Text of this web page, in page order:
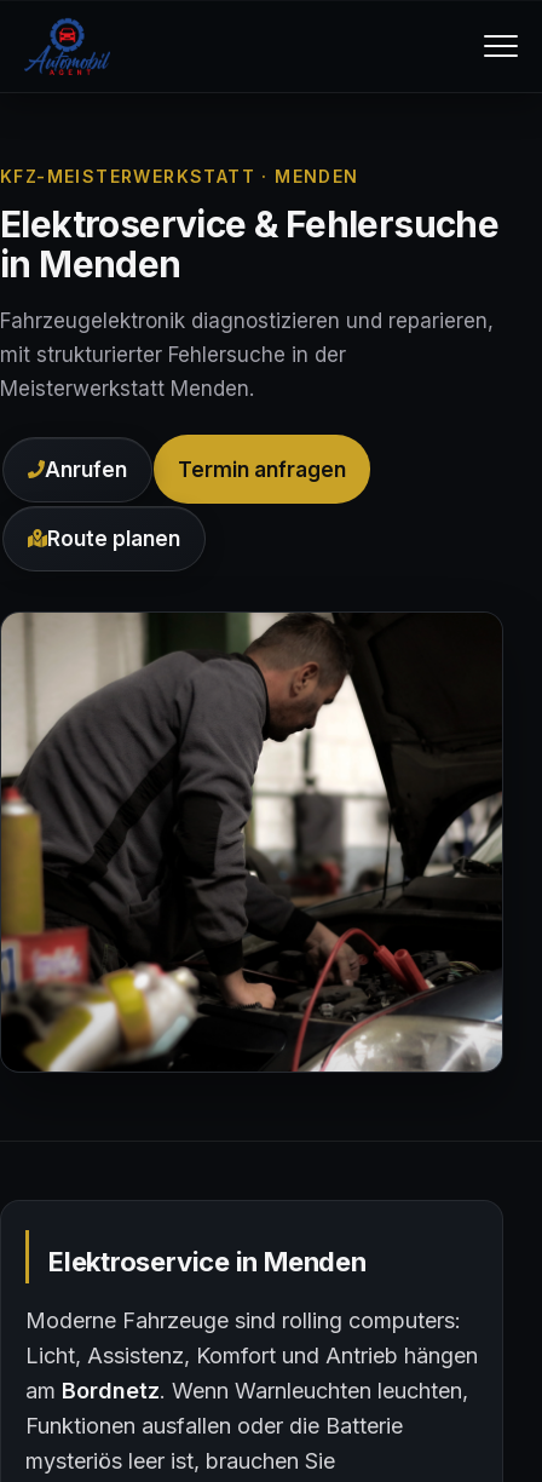
KFZ-MEISTERWERKSTATT · MENDEN
Elektroservice & Fehlersuche
in Menden
Fahrzeugelektronik diagnostizieren und reparieren,
mit strukturierter Fehlersuche in der
Meisterwerkstatt Menden.
Anrufen Termin anfragen
Route planen
Elektroservice in Menden
Moderne Fahrzeuge sind rolling computers:
Licht, Assistenz, Komfort und Antrieb hängen
am Bordnetz. Wenn Warnleuchten leuchten,
Funktionen ausfallen oder die Batterie
mysteriös leer ist, brauchen Sie